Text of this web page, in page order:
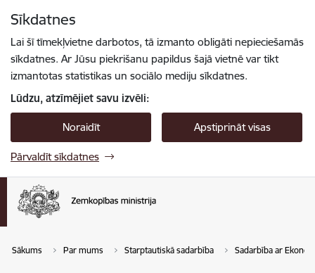
Sīkdatnes
Lai šī tīmekļvietne darbotos, tā izmanto obligāti nepieciešamās
sīkdatnes. Ar Jūsu piekrišanu papildus šajā vietnē var tikt
izmantotas statistikas un sociālo mediju sīkdatnes.
Lūdzu, atzīmējiet savu izvēli:
Noraidīt Apstiprināt visas
Pārvaldīt sīkdatnes
Sākums Par mums Starptautiskā sadarbība Sadarbība ar